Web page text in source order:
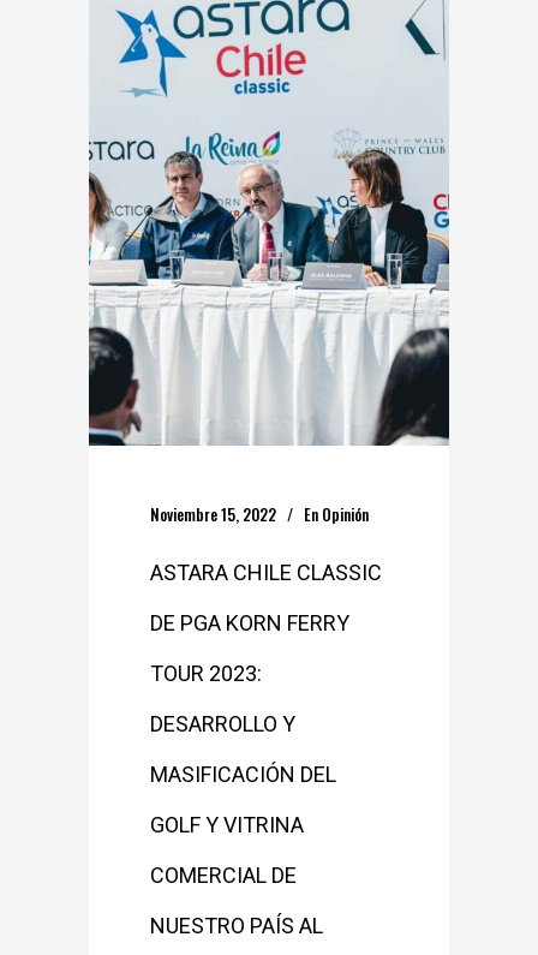
Noviembre 15, 2022 En Opinión
ASTARA CHILE CLASSIC
DE PGA KORN FERRY
TOUR 2023:
DESARROLLO Y
MASIFICACIÓN DEL
GOLF Y VITRINA
COMERCIAL DE
NUESTRO PAÍS AL